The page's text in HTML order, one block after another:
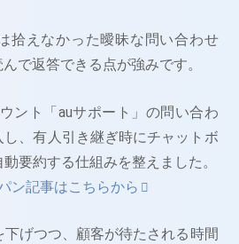
拾えなかった曖昧な問い合わせ
で返答できる点が強みです。
ント「auサポート」の問い合わ
、有人引き継ぎ時にチャットボ
要約する仕組みを整えました。
ン記事はこちらから
げつつ、顧客が待たされる時間